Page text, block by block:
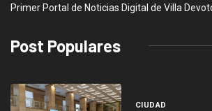
Primer Portal de Noticias Digital de Villa
Post Populares
CIUDAD